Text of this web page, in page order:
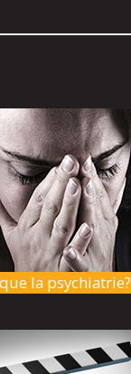
la psychiatrie?